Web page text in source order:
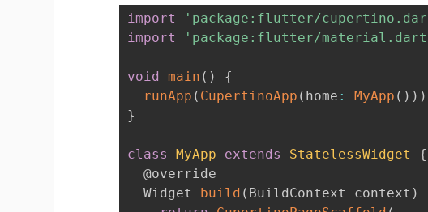
import 'package:flutter/
import
'package:flutter/
void main ( )
{
runApp ( CupertinoApp ( home : MyApp ( ) ) )
}
class MyApp extends StatelessWidget
{
  @override
  Widget
build ( BuildContext context )